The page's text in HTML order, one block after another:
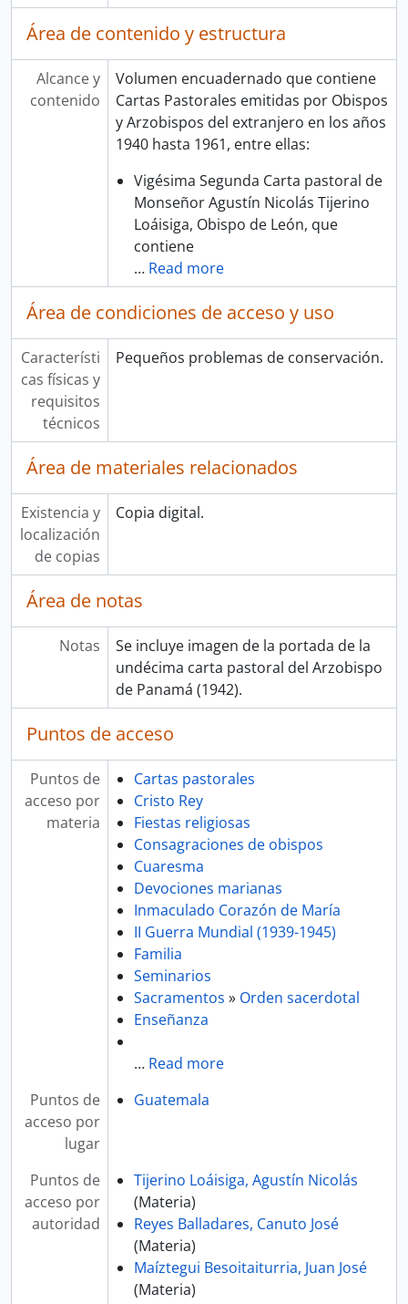
Área de contenido y estructura
Alcance y
contenido
Volumen encuadernado que contiene
Cartas Pastorales emitidas por Obispos
y Arzobispos del extranjero en los años
1940 hasta 1961, entre ellas:
Vigésima Segunda Carta pastoral de
Monseñor Agustín Nicolás Tijerino
Loáisiga, Obispo de León, que
contiene
… Read more
Área de condiciones de acceso y uso
Característi
cas físicas y
requisitos
técnicos
Pequeños problemas de conservación.
Área de materiales relacionados
Existencia y
localización
de copias
Copia digital.
Área de notas
Notas
Se incluye imagen de la portada de la
undécima carta pastoral del Arzobispo
de Panamá (1942).
Puntos de acceso
Puntos de
acceso por
materia
Cartas pastorales
Cristo Rey
Fiestas religiosas
Consagraciones de obispos
Cuaresma
Devociones marianas
Inmaculado Corazón de María
II Guerra Mundial (1939-1945)
Familia
Seminarios
Sacramentos » Orden sacerdotal
Enseñanza
… Read more
Puntos de
acceso por
lugar
Guatemala
Puntos de
acceso por
autoridad
Tijerino Loáisiga, Agustín Nicolás
(Materia)
Reyes Balladares, Canuto José
(Materia)
Maíztegui Besoitaiturria, Juan José
(Materia)